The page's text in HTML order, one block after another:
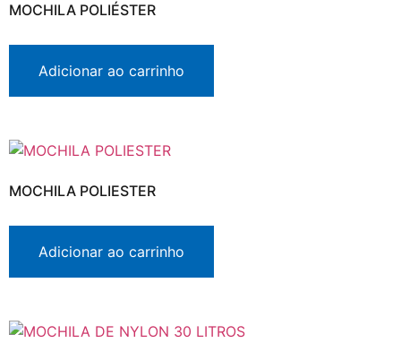
MOCHILA POLIÉSTER
Adicionar ao carrinho
MOCHILA POLIESTER
Adicionar ao carrinho